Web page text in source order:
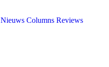
Nieuws Columns Reviews